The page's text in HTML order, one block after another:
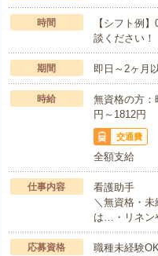
時間
【シフト例
談ください！
期間 即日～2ヶ月
時給
無資格の方：
円～1812円
交通費
全額支給
仕事内容
看護助手
＼無資格・
は…・リネン
応募資格
職種未経験